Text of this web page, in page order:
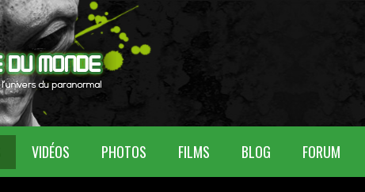
VIDÉOS PHOTOS FILMS BLOG FORUM